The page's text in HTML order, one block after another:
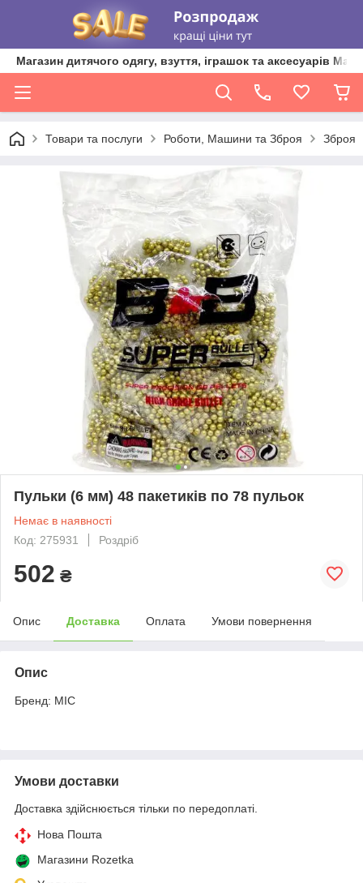
Магазин дитячого одягу, взуття, іграшок та аксесуарів
Товари та послуги Роботи, Машини та Зброя Зброя
Пульки (6 мм) 48 пакетиків по 78 пульок
Немає в наявності
Код: 275931
Роздріб
502 ₴
Опис Доставка Оплата Умови повернення
Опис
Бренд: MIC
Умови доставки
Доставка здійснюється тільки по передоплаті.
Нова Пошта
Магазини Rozetka